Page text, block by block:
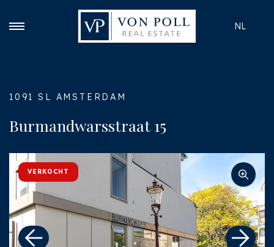
NL
1091 SL AMSTERDAM
Burmandwarsstraat 15
VERKOCHT